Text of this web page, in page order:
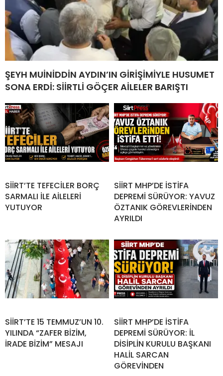
ŞEYH MUİNİDDİN AYDIN’IN GİRİŞİMİYLE HUSUMET
SONA ERDİ: SİİRTLİ GÖÇER AİLELER BARIŞTI
SİİRT’TE TEFECİLER BORÇ
SARMALI İLE AİLELERİ
YUTUYOR
SİİRT MHP’DE İSTİFA
DEPREMİ SÜRÜYOR: YAVUZ
ÖZTANIK GÖREVLERİNDEN
AYRILDI
SİİRT’TE 15 TEMMUZ’UN 10.
YILINDA “ZAFER BİZİM,
İRADE BİZİM” MESAJI
SİİRT MHP’DE İSTİFA
DEPREMİ SÜRÜYOR: İL
DİSİPLİN KURULU BAŞKANI
HALİL SARCAN
GÖREVİNDEN